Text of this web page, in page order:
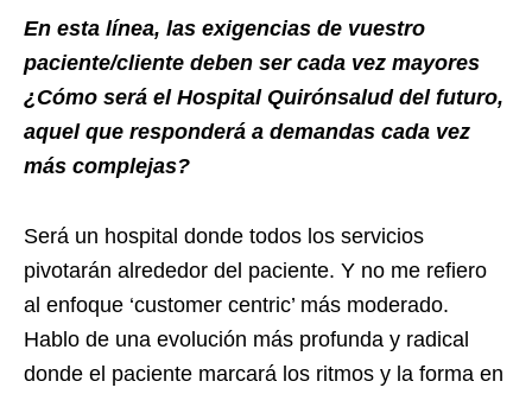
En esta línea, las exigencias de vuestro
paciente/cliente deben ser cada vez mayores
¿Cómo será el Hospital Quirónsalud del futuro,
aquel que responderá a demandas cada vez
más complejas?
Será un hospital donde todos los servicios
pivotarán alrededor del paciente. Y no me refiero
al enfoque ‘customer centric’ más moderado.
Hablo de una evolución más profunda y radical
donde el paciente marcará los ritmos y la forma en